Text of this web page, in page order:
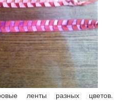
ленты разных цветов.